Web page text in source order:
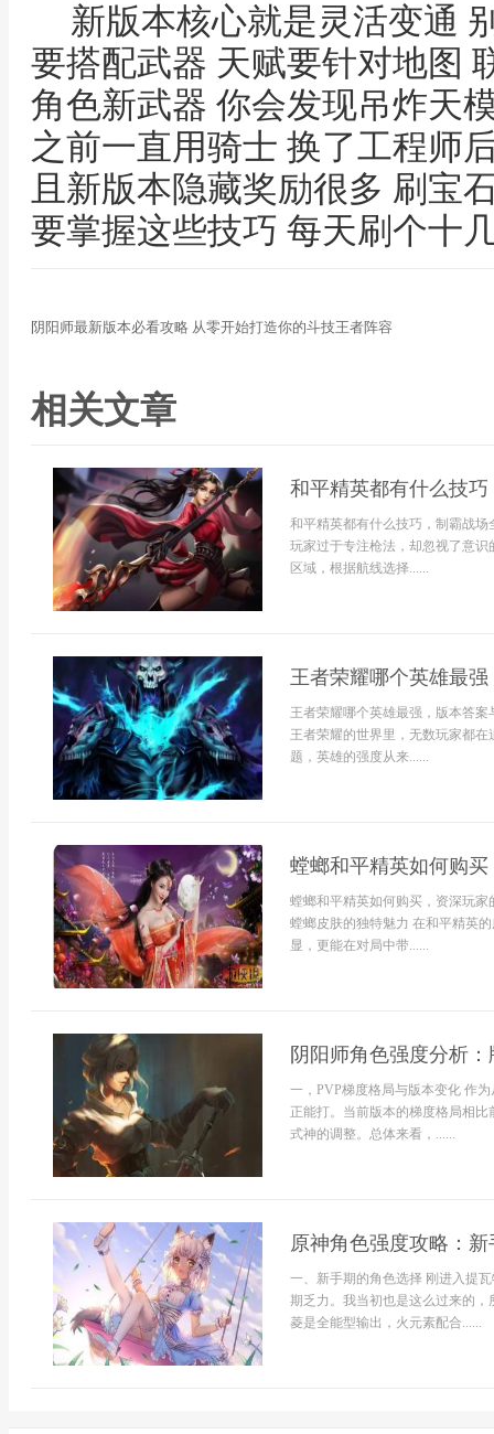
新版本核心就是灵活变通
要搭配武器 天赋要针对地图
角色新武器 你会发现吊炸天
之前一直用骑士 换了工程师
且新版本隐藏奖励很多 刷宝
要掌握这些技巧 每天刷个十
阴阳师最新版本必看攻略 从零开始打造你的斗技王者阵容
相关文章
和平精英都有什么技巧
和平精英都有什么技巧，制霸战
玩家过于专注枪法，却忽视了意
区域，根据航线选择......
王者荣耀哪个英雄最强
王者荣耀哪个英雄最强，版本答
王者荣耀的世界里，无数玩家都
题，英雄的强度从来......
螳螂和平精英如何购买
螳螂和平精英如何购买，资深玩
螳螂皮肤的独特魅力 在和平精英
显，更能在对局中带......
阴阳师角色强度分析
一，PVP梯度格局与版本变化 作
正能打。当前版本的梯度格局相
式神的调整。总体来看，......
原神角色强度攻略：
一、新手期的角色选择 刚进入提
期乏力。我当初也是这么过来的
菱是全能型输出，火元素配合......